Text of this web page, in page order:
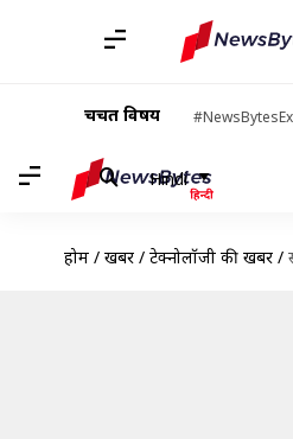
चर्चित विषय
Hindi
होम / खबरें / टेक्नोलॉजी की खबरें /